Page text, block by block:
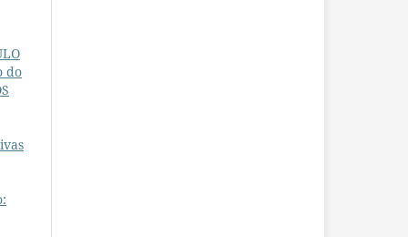
do